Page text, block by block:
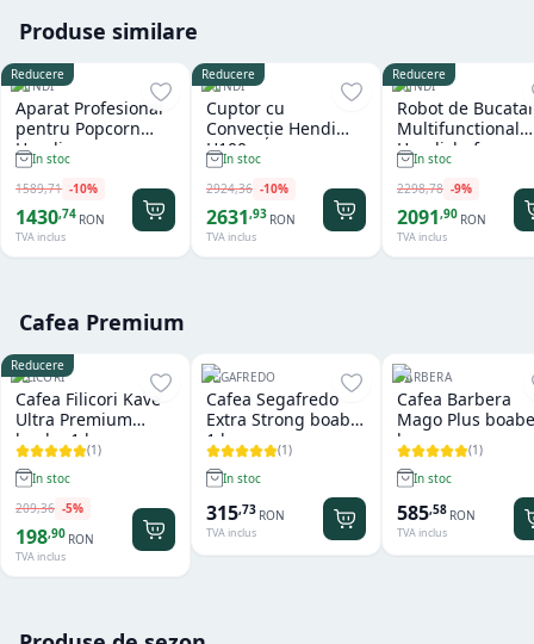
Produse similare
Reducere
HENDI
Aparat Profesional
pentru Popcorn
Hendi
In stoc
1589,71 -10%
1430,74 RON
TVA inclus
Reducere
HENDI
Cuptor cu
Convecție Hendi
H100
In stoc
2924,36 -10%
2631,93 RON
TVA inclus
Reducere
HENDI
Robot de
Multifunctional
Hendichef
In stoc
2298,78 -9%
2091,90 RON
TVA inclus
Cafea Premium
Reducere
FILICORI
Cafea Filicori Kave
Ultra Premium
boabe 1 kg
(1)
In stoc
209,36 -5%
198,90 RON
TVA inclus
SEGAFREDO
Cafea Segafredo
Extra Strong boabe
1 kg
(1)
In stoc
315,73 RON
TVA inclus
BARBERA
Cafea Barbera
Mago Plus
kg
(1)
In stoc
585,58 RON
TVA inclus